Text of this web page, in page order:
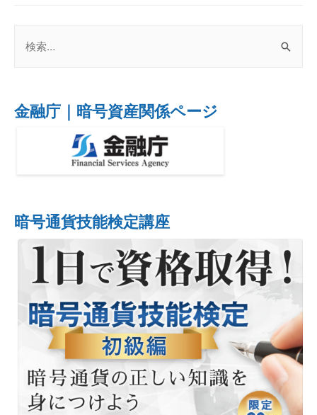
金融庁｜暗号資産関係ページ
暗号通貨技能検定講座